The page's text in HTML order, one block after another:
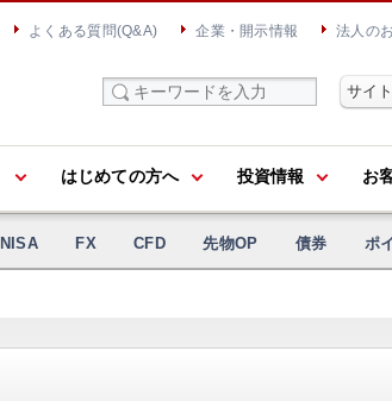
よくある質問(Q&A) 企業・開示情報 法人の
はじめての方へ 投資情報 お
NISA FX CFD 先物OP 債券 ポ